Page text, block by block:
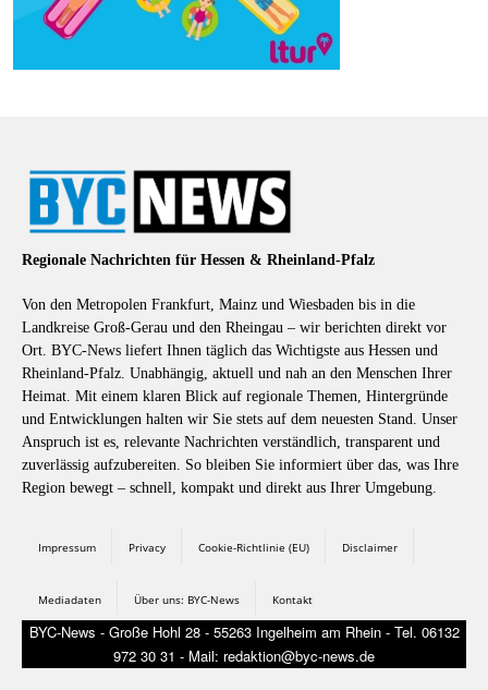
Regionale Nachrichten für Hessen & Rheinland-Pfalz
Von den Metropolen Frankfurt, Mainz und Wiesbaden bis in die
Landkreise Groß-Gerau und den Rheingau – wir berichten direkt vor
Ort. BYC-News liefert Ihnen täglich das Wichtigste aus Hessen und
Rheinland-Pfalz. Unabhängig, aktuell und nah an den Menschen Ihrer
Heimat. Mit einem klaren Blick auf regionale Themen, Hintergründe
und Entwicklungen halten wir Sie stets auf dem neuesten Stand. Unser
Anspruch ist es, relevante Nachrichten verständlich, transparent und
zuverlässig aufzubereiten. So bleiben Sie informiert über das, was Ihre
Region bewegt – schnell, kompakt und direkt aus Ihrer Umgebung.
Impressum Privacy Cookie-Richtlinie (EU) Disclaimer
Mediadaten Über uns: BYC-News Kontakt
BYC-News - Große Hohl 28 - 55263 Ingelheim am Rhein - Tel. 06132
972 30 31 - Mail: redaktion@byc-news.de